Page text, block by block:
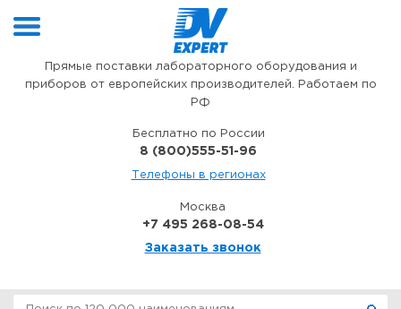
Прямые поставки лабораторного оборудования и
приборов от европейских производителей. Работаем по
РФ
Бесплатно по России
8 (800)555-51-96
Телефоны в регионах
Москва
+7 495 268-08-54
Заказать звонок